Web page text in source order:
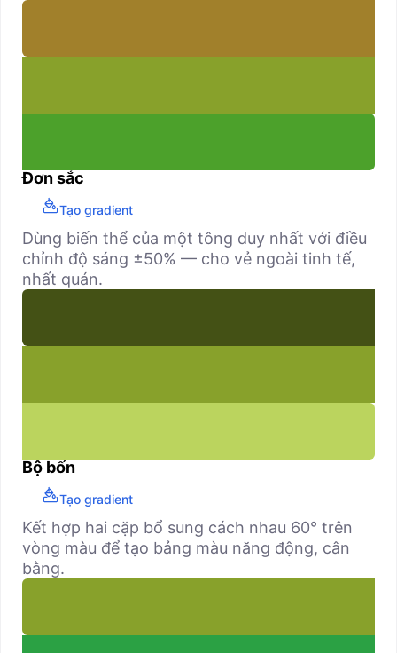
Đơn sắc
Tạo gradient
Dùng biến thể của một tông duy nhất với điều
chỉnh độ sáng ±50% — cho vẻ ngoài tinh tế,
nhất quán.
Bộ bốn
Tạo gradient
Kết hợp hai cặp bổ sung cách nhau 60° trên
vòng màu để tạo bảng màu năng động, cân
bằng.